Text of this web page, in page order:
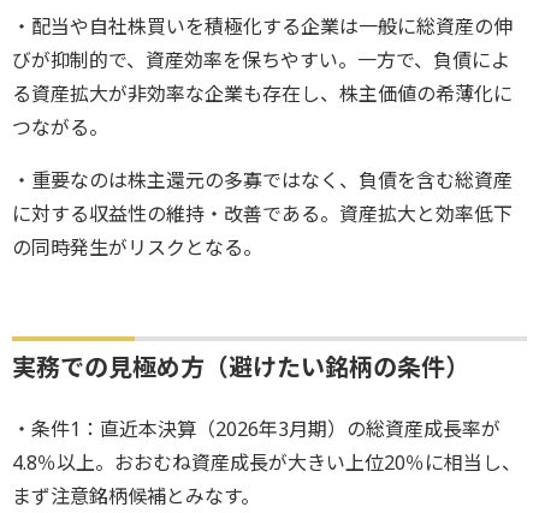
・配当や自社株買いを積極化する企業は一般に総資産の伸
びが抑制的で、資産効率を保ちやすい。一方で、負債によ
る資産拡大が非効率な企業も存在し、株主価値の希薄化に
つながる。
・重要なのは株主還元の多寡ではなく、負債を含む総資産
に対する収益性の維持・改善である。資産拡大と効率低下
の同時発生がリスクとなる。
実務での見極め方（避けたい銘柄の条件）
・条件1：直近本決算（2026年3月期）の総資産成長率が
4.8％以上。おおむね資産成長が大きい上位20％に相当し、
まず注意銘柄候補とみなす。